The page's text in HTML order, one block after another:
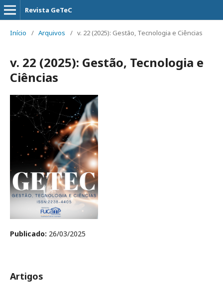
Revista GeTeC
Início / Arquivos / v. 22 (2025): Gestão, Tecnologia e Ciências
v. 22 (2025): Gestão, Tecnologia e
Ciências
Publicado: 26/03/2025
Artigos